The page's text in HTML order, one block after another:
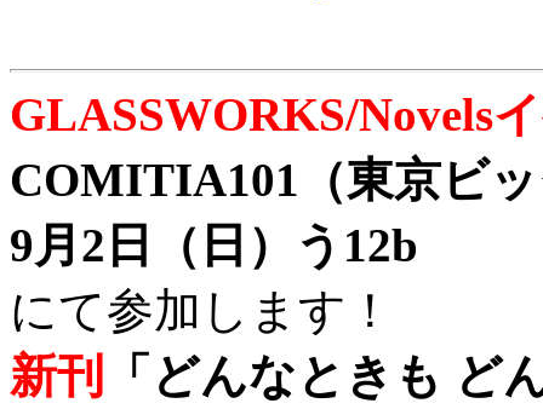
GLASSWORKS/Novels
COMITIA101（東京ビ
9月2日（日）う12b
にて参加します！
新刊
「どんなときも ど